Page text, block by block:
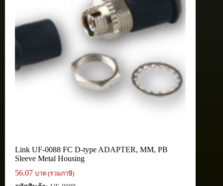
Link UF-0088 FC D-type ADAPTER, MM, PB
Sleeve Metal Housing
56.07 บาท (รวมภาษี)